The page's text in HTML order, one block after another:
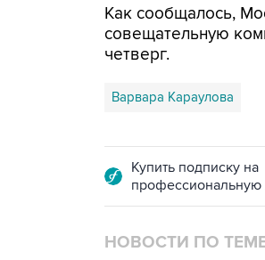
Как сообщалось,
совещательную
четверг.
Варвара Караулова
Купить подписку на
профессиональную
НОВОСТИ ПО